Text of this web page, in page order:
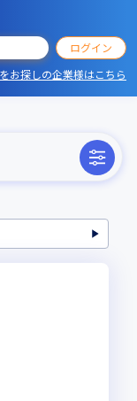
ログイン
お探しの企業様はこちら